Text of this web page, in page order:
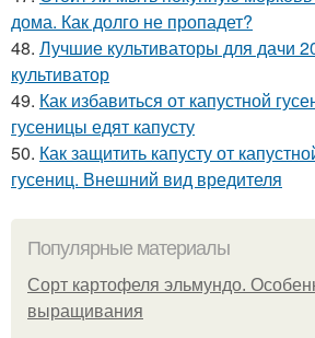
дома. Как долго не пропадет?
48. Лучшие культиваторы для дачи
культиватор
49. Как избавиться от капустной
гусеницы едят капусту
50. Как защитить капусту от
гусениц. Внешний вид вредителя
Популярные материалы
Сорт картофеля эльмундо.
выращивания